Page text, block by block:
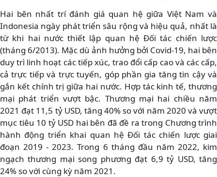
Hai bên nhất trí đánh giá quan hệ giữa Việt Nam và
Indonesia ngày phát triển sâu rộng và hiệu quả, nhất là
từ khi hai nước thiết lập quan hệ Đối tác chiến lược
(tháng 6/2013). Mặc dù ảnh hưởng bởi Covid-19, hai bên
duy trì linh hoạt các tiếp xúc, trao đổi cấp cao và các cấp,
cả trực tiếp và trực tuyến, góp phần gia tăng tin cậy và
gắn kết chính trị giữa hai nước. Hợp tác kinh tế, thương
mại phát triển vượt bậc. Thương mại hai chiều năm
2021 đạt 11,5 tỷ USD, tăng 40% so với năm 2020 và vượt
mục tiêu 10 tỷ USD hai bên đã đề ra trong Chương trình
hành động triển khai quan hệ Đối tác chiến lược giai
đoạn 2019 - 2023. Trong 6 tháng đầu năm 2022, kim
ngạch thương mại song phương đạt 6,9 tỷ USD, tăng
24% so với cùng kỳ năm 2021.